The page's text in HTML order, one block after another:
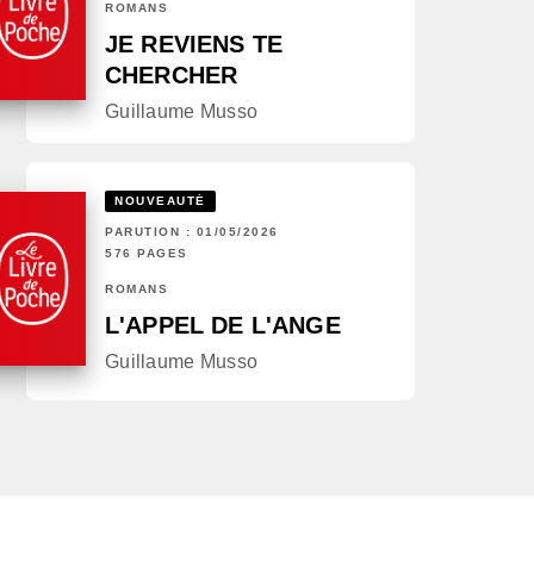
ROMANS
JE REVIENS TE
CHERCHER
Guillaume Musso
NOUVEAUTÉ
PARUTION : 01/05/2026
576 PAGES
ROMANS
L'APPEL DE L'ANGE
Guillaume Musso